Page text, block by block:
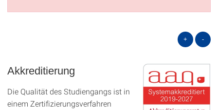
+ -
Akkreditierung
Die Qualität des Studien­gangs ist in
einem Zer­ti­fizier­ungs­ver­fahren